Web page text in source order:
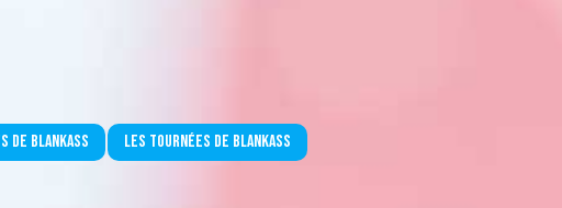
de Blankass Les tournées de Blankass